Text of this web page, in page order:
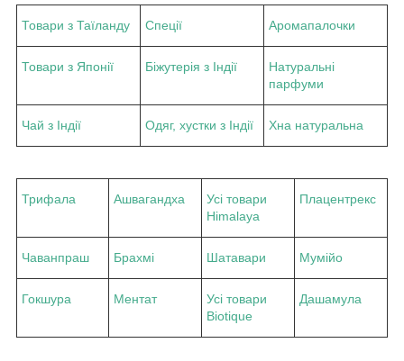
Товари з Таїланду Спеції Аромапалочки
Товари з Японії Біжутерія з Індії
Натуральні
парфуми
Чай з Індії Одяг, хустки з Індії Хна натуральна
Трифала Ашвагандха
Усі товари
Himalaya
Плацентрекс
Чаванпраш Брахмі Шатавари Мумійо
Гокшура Ментат
Усі товари
Biotique
Дашамула